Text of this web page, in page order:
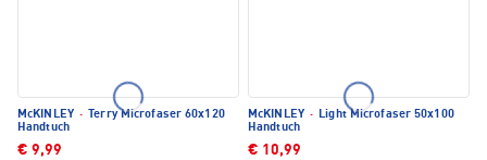
McKINLEY ·
Terry Microfaser 60x120
Handtuch
€ 9,99
McKINLEY · Light Microfaser 50x100
Handtuch
€ 10,99